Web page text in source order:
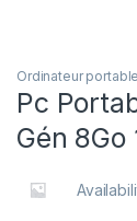
Ordinateur portable
Pc
Gén 8Go